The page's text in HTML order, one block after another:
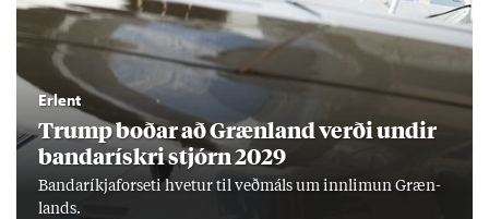
Erlent
Trump boð­ar að Græn­land verði und­ir
banda­rískri stjórn 2029
Banda­ríkja­for­seti hvet­ur til veð­máls um inn­limun Græn­
lands.